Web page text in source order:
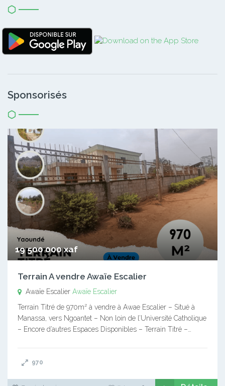
Sponsorisés
19 500 000 xaf
Terrain A vendre Awaïe Escalier
Awaïe Escalier Awaïe Escalier
Terrain Titré de 970m² à vendre à Awae Escalier – Situé à
Manassa, vers Ngoantet – Non loin de l’Université Catholique
– Encore d’autres Espaces Disponibles – Terrain Titré –…
970